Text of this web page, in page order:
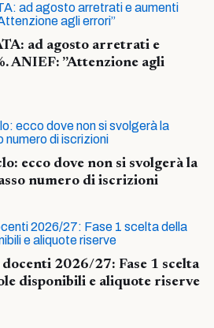
ad agosto arretrati e
ANIEF: ”Attenzione agli
ecco dove non si svolgerà la
numero di iscrizioni
2026/27: Fase 1 scelta
disponibili e aliquote riserve